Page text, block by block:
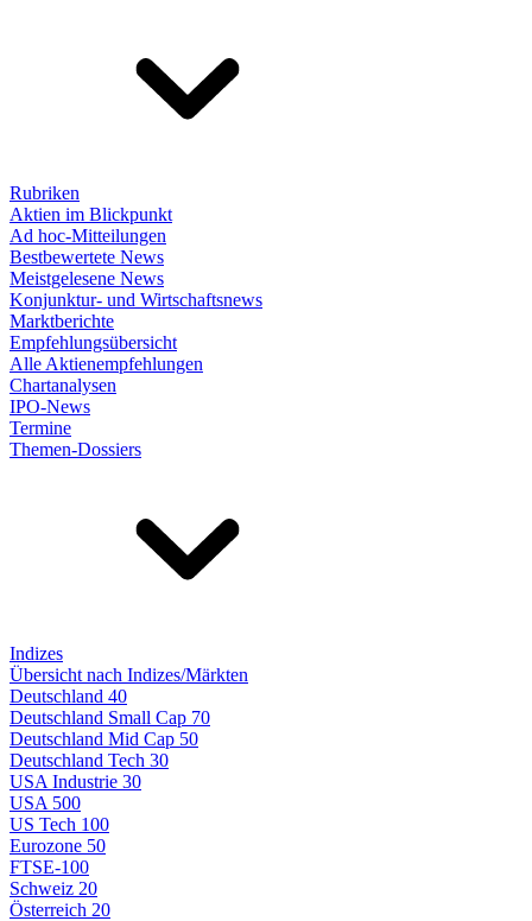
Rubriken
Aktien im Blickpunkt
Ad hoc-Mitteilungen
Bestbewertete News
Meistgelesene News
Konjunktur- und Wirtschaftsnews
Marktberichte
Empfehlungsübersicht
Alle Aktienempfehlungen
Chartanalysen
IPO-News
Termine
Themen-Dossiers
Indizes
Übersicht nach Indizes/Märkten
Deutschland 40
Deutschland Small Cap 70
Deutschland Mid Cap 50
Deutschland Tech 30
USA Industrie 30
USA 500
US Tech 100
Eurozone 50
FTSE-100
Schweiz 20
Österreich 20